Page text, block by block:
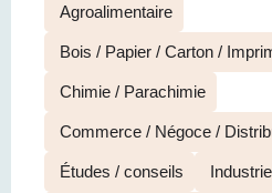
Agroalimentaire
Bois / Papier / Carton /
Chimie / Parachimie
Commerce / Négoce /
Études / conseils